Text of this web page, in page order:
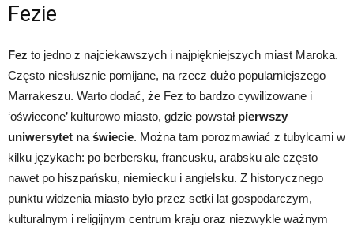
Fezie
Fez to jedno z najciekawszych i najpiękniejszych miast Maroka.
Często niesłusznie pomijane, na rzecz dużo popularniejszego
Marrakeszu. Warto dodać, że Fez to bardzo cywilizowane i
‘oświecone’ kulturowo miasto, gdzie powstał pierwszy
uniwersytet na świecie. Można tam porozmawiać z tubylcami w
kilku językach: po berbersku, francusku, arabsku ale często
nawet po hiszpańsku, niemiecku i angielsku. Z historycznego
punktu widzenia miasto było przez setki lat gospodarczym,
kulturalnym i religijnym centrum kraju oraz niezwykle ważnym